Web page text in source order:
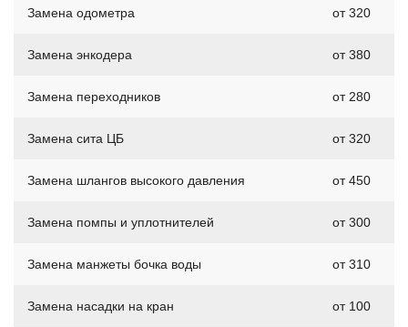
Замена одометра от 320
Замена энкодера от 380
Замена переходников от 280
Замена сита ЦБ от 320
Замена шлангов высокого давления от 450
Замена помпы и уплотнителей от 300
Замена манжеты бочка воды от 310
Замена насадки на кран от 100